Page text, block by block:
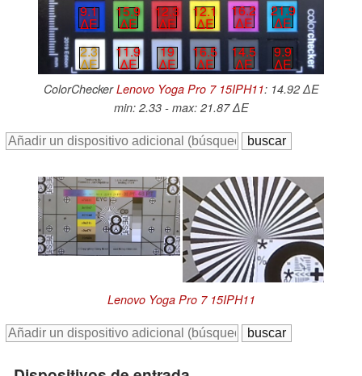
9.1
∆E
15.9
∆E
12.3
∆E
12.1
∆E
16.2
∆E
21.9
∆E
2.3
∆E
11.9
∆E
19
∆E
16.5
∆E
14.5
∆E
9.9
∆E
ColorCheckerLenovo Yoga Pro 7 15IPH11: 14.92 ∆E
min: 2.33 - max: 21.87 ∆E
Lenovo Yoga Pro 7 15IPH11